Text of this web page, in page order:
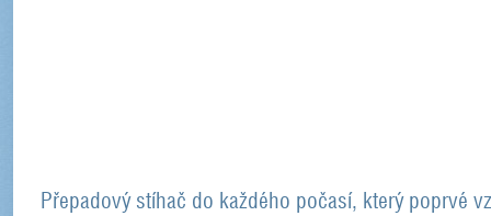
Přepadový stíhač do každého počasí, který poprvé